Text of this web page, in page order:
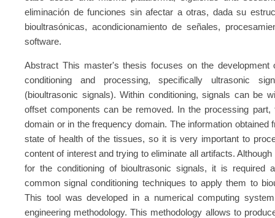
eliminación de funciones sin afectar a otras, dada su
bioultrasónicas, acondicionamiento de señales,
software.
Abstract This master's thesis focuses on the
conditioning and processing, specifically ultrasonic
(bioultrasonic signals). Within conditioning, signals can be
offset components can be removed. In the processing
domain or in the frequency domain. The information
state of health of the tissues, so it is very important to
content of interest and trying to eliminate all artifacts.
for the conditioning of bioultrasonic signals, it is required
common signal conditioning techniques to apply them to
This tool was developed in a numerical computing
engineering methodology. This methodology allows to